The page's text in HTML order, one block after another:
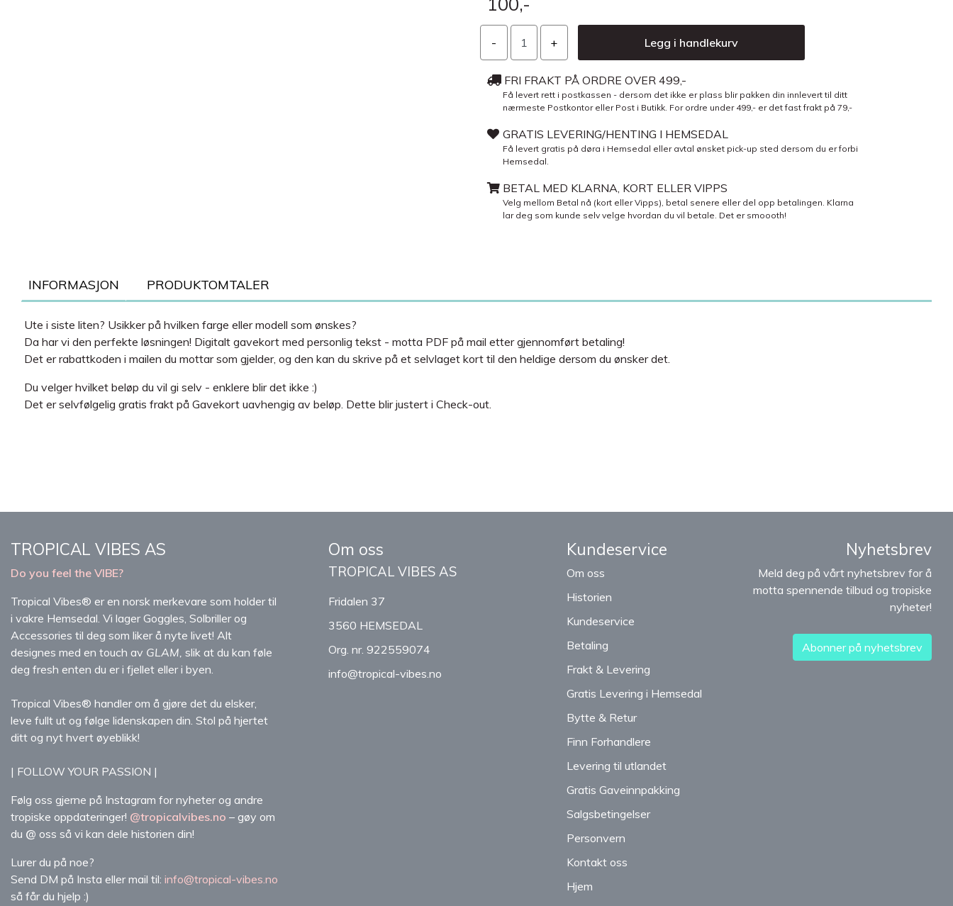
Legg i handlekurv
FRI FRAKT PÅ ORDRE OVER 499,-
Få levert rett i postkassen - dersom det ikke er plass blir pakken din innlevert til ditt
nærmeste Postkontor eller Post i Butikk. For ordre under 499,- er det fast frakt på 79,-
GRATIS LEVERING/HENTING I HEMSEDAL
Få levert gratis på døra i Hemsedal eller avtal ønsket pick-up sted dersom du er forbi
Hemsedal.
BETAL MED KLARNA, KORT ELLER VIPPS
Velg mellom Betal nå (kort eller Vipps), betal senere eller del opp betalingen. Klarna
lar deg som kunde selv velge hvordan du vil betale. Det er smoooth!
INFORMASJON PRODUKTOMTALER
Ute i siste liten? Usikker på hvilken farge eller modell som ønskes?
Da har vi den perfekte løsningen! Digitalt gavekort med personlig tekst - motta PDF på mail etter gjennomført betaling!
Det er rabattkoden i mailen du mottar som gjelder, og den kan du skrive på et selvlaget kort til den heldige dersom du ønsker det.
Du velger hvilket beløp du vil gi selv - enklere blir det ikke :)
Det er selvfølgelig gratis frakt på Gavekort uavhengig av beløp. Dette blir justert i Check-out.
TROPICAL VIBES AS
Do you feel the VIBE?
Tropical Vibes® er en norsk merkevare som holder til
i vakre Hemsedal. Vi lager Goggles, Solbriller og
Accessories til deg som liker å nyte livet! Alt
designes med en touch av GLAM, slik at du kan føle
deg fresh enten du er i fjellet eller i byen.
Tropical Vibes® handler om å gjøre det du elsker,
leve fullt ut og følge lidenskapen din. Stol på hjertet
ditt og nyt hvert øyeblikk!
| FOLLOW YOUR PASSION |
Følg oss gjerne på Instagram for nyheter og andre
tropiske oppdateringer! @tropicalvibes.no – gøy om
du @ oss så vi kan dele historien din!
Lurer du på noe?
Send DM på Insta eller mail til: info@tropical-vibes.no
så får du hjelp :)
Om oss
TROPICAL VIBES AS
Fridalen 37
3560 HEMSEDAL
Org. nr. 922559074
info@tropical-vibes.no
Kundeservice
Om oss
Historien
Kundeservice
Betaling
Frakt & Levering
Gratis Levering i Hemsedal
Bytte & Retur
Finn Forhandlere
Levering til utlandet
Gratis Gaveinnpakking
Salgsbetingelser
Personvern
Kontakt oss
Hjem
Nyhetsbrev
Meld deg på vårt nyhetsbrev for å
motta spennende tilbud og tropiske
nyheter!
Abonner på nyhetsbrev